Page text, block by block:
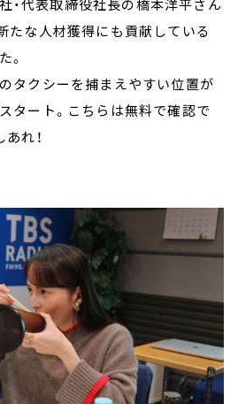
・代表取締役社長の橋本洋平さん
たな人材獲得にも貢献している
。
タクシーを捕まえやすい位置が
タート。こちらは無料で確認で
れ！